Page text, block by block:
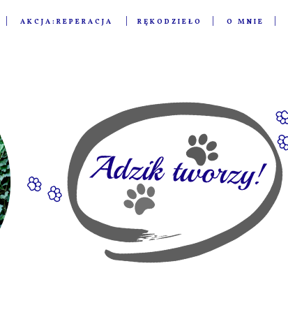
AKCJA:REPERACJA RĘKODZIEŁO O MNIE